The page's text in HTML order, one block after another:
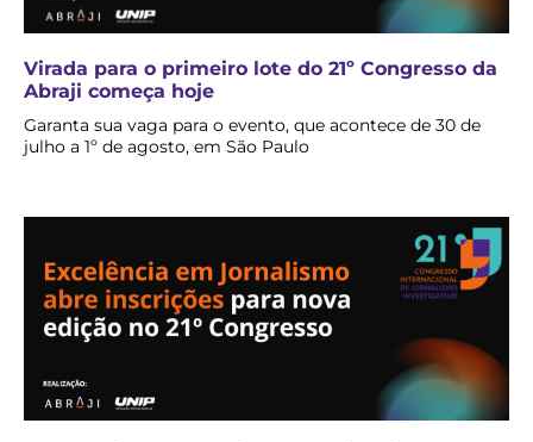
Virada para o primeiro lote do 21º Congresso da
Abraji começa hoje
Garanta sua vaga para o evento, que acontece de 30 de
julho a 1º de agosto, em São Paulo